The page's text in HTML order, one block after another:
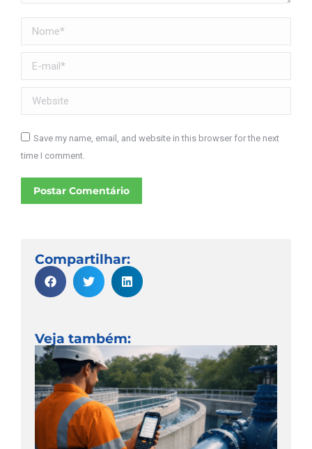
Nome *
E-mail *
Website
Save my name, email, and website in this browser for the next
time I comment.
Postar Comentário
Compartilhar:
Veja também: